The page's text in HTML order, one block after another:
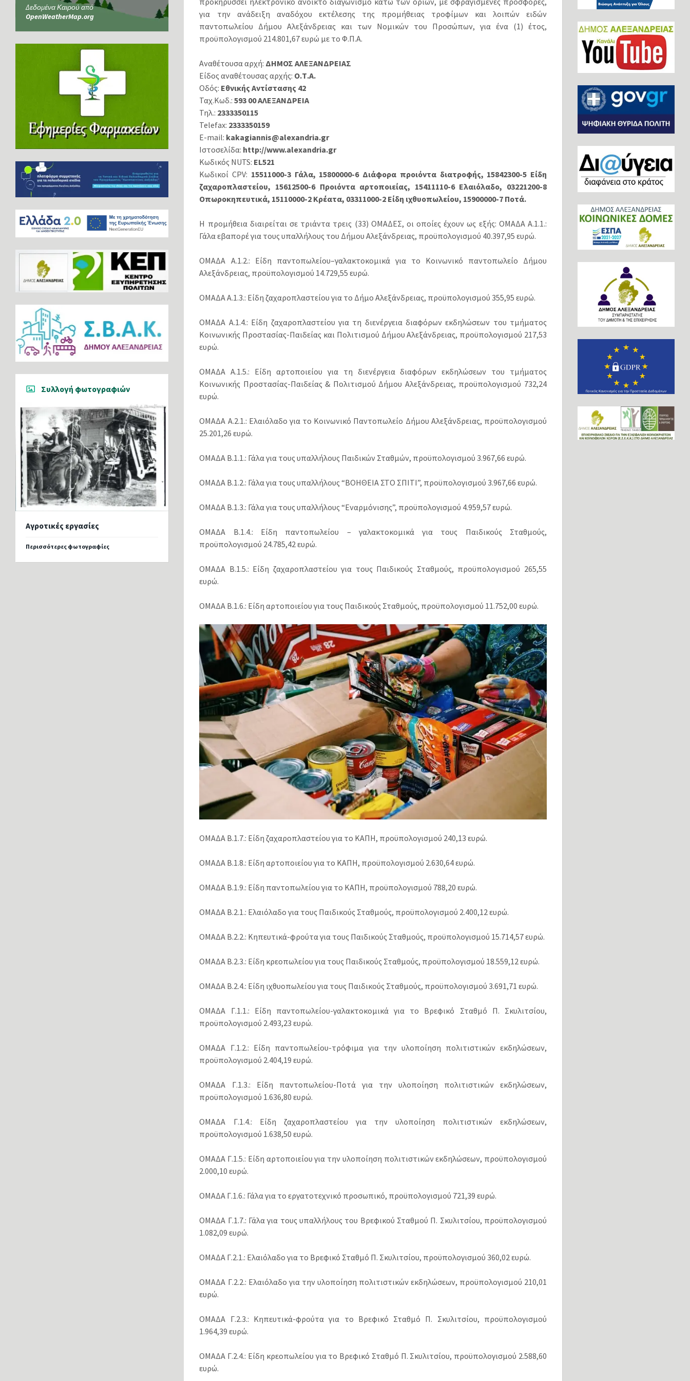
για την ανάδειξη αναδόχου εκτέλεσης της προμήθειας τροφίμων και λοιπών ειδών
παντοπωλείου Δήμου Αλεξάνδρειας και των Νομικών του Προσώπων, για ένα (1) έτος,
προϋπολογισμού 214.801,67 ευρώ με το Φ.Π.Α.
Αναθέτουσα αρχή: ΔΗΜΟΣ ΑΛΕΞΑΝΔΡΕΙΑΣ
Είδος αναθέτουσας αρχής: Ο.Τ.Α.
Οδός: Εθνικής Αντίστασης 42
Ταχ.Κωδ.:593 00 ΑΛΕΞΑΝΔΡΕΙΑ
Τηλ.: 2333350115
Telefax: 2333350159
E-mail: kakagiannis@alexandria.gr
Ιστοσελίδα: http://www.alexandria.gr
Κωδικός NUTS: EL521
Κωδικοί CPV: 15511000-3 Γάλα, 15800000-6 Διάφορα προιόντα διατροφής, 15842300-5 Είδη
ζαχαροπλαστείου, 15612500-6 Προιόντα αρτοποιείας, 15411110-6 Ελαιόλαδο, 03221200-8
Οπωροκηπευτικά, 15110000-2 Κρέατα, 03311000-2 Είδη ιχθυοπωλείου, 15900000-7 Ποτά.
Η προμήθεια διαιρείται σε τριάντα τρεις (33) ΟΜΑΔΕΣ, οι οποίες έχουν ως εξής: ΟΜΑΔΑ Α.1.1.:
Γάλα εβαπορέ για τους υπαλλήλους του Δήμου Αλεξάνδρειας, προϋπολογισμού 40.397,95 ευρώ.
ΟΜΑΔΑ Α.1.2.: Είδη παντοπωλείου–γαλακτοκομικά για το Κοινωνικό παντοπωλείο Δήμου
Αλεξάνδρειας, προϋπολογισμού 14.729,55 ευρώ.
ΟΜΑΔΑ Α.1.3.: Είδη ζαχαροπλαστείου για το Δήμο Αλεξάνδρειας, προϋπολογισμού 355,95 ευρώ.
ΟΜΑΔΑ Α.1.4.: Είδη ζαχαροπλαστείου για τη διενέργεια διαφόρων εκδηλώσεων του τμήματος
Κοινωνικής Προστασίας-Παιδείας και Πολιτισμού Δήμου Αλεξάνδρειας, προϋπολογισμού 217,53
ευρώ.
ΟΜΑΔΑ Α.1.5.: Είδη αρτοποιείου για τη διενέργεια διαφόρων εκδηλώσεων του τμήματος
Κοινωνικής Προστασίας-Παιδείας & Πολιτισμού Δήμου Αλεξάνδρειας, προϋπολογισμού 732,24
ευρώ.
ΟΜΑΔΑ Α.2.1.: Ελαιόλαδo για το Κοινωνικό Παντοπωλείο Δήμου Αλεξάνδρειας, προϋπολογισμού
25.201,26 ευρώ.
ΟΜΑΔΑ Β.1.1.: Γάλα για τους υπαλλήλους Παιδικών Σταθμών, προϋπολογισμού 3.967,66 ευρώ.
ΟΜΑΔΑ Β.1.2.: Γάλα για τους υπαλλήλους “ΒΟΗΘΕΙΑ ΣΤΟ ΣΠΙΤΙ”, προϋπολογισμού 3.967,66 ευρώ.
ΟΜΑΔΑ Β.1.3.: Γάλα για τους υπαλλήλους “Εναρμόνισης”, προϋπολογισμού 4.959,57 ευρώ.
ΟΜΑΔΑ Β.1.4.: Είδη παντοπωλείου – γαλακτοκομικά για τους Παιδικούς Σταθμούς,
προϋπολογισμού 24.785,42 ευρώ.
ΟΜΑΔΑ Β.1.5.: Είδη ζαχαροπλαστείου για τους Παιδικούς Σταθμούς, προϋπολογισμού 265,55
ευρώ.
ΟΜΑΔΑ Β.1.6.: Είδη αρτοποιείου για τους Παιδικούς Σταθμούς, προϋπολογισμού 11.752,00 ευρώ.
ΟΜΑΔΑ Β.1.7.: Είδη ζαχαροπλαστείου για το ΚΑΠΗ, προϋπολογισμού 240,13 ευρώ.
ΟΜΑΔΑ Β.1.8.: Είδη αρτοποιείου για το ΚΑΠΗ, προϋπολογισμού 2.630,64 ευρώ.
ΟΜΑΔΑ Β.1.9.: Είδη παντοπωλείου για το ΚΑΠΗ, προϋπολογισμού 788,20 ευρώ.
ΟΜΑΔΑ Β.2.1.: Ελαιόλαδο για τους Παιδικούς Σταθμούς, προϋπολογισμού 2.400,12 ευρώ.
ΟΜΑΔΑ Β.2.2.: Κηπευτικά-φρούτα για τους Παιδικούς Σταθμούς, προϋπολογισμού 15.714,57 ευρώ.
ΟΜΑΔΑ Β.2.3.: Είδη κρεοπωλείου για τους Παιδικούς Σταθμούς, προϋπολογισμού 18.559,12 ευρώ.
ΟΜΑΔΑ Β.2.4.: Είδη ιχθυοπωλείου για τους Παιδικούς Σταθμούς, προϋπολογισμού 3.691,71 ευρώ.
ΟΜΑΔΑ Γ.1.1.: Είδη παντοπωλείου-γαλακτοκομικά για το Βρεφικό Σταθμό Π. Σκυλιτσίου,
προϋπολογισμού 2.493,23 ευρώ.
ΟΜΑΔΑ Γ.1.2.: Είδη παντοπωλείου-τρόφιμα για την υλοποίηση πολιτιστικών εκδηλώσεων,
προϋπολογισμού 2.404,19 ευρώ.
ΟΜΑΔΑ Γ.1.3.: Είδη παντοπωλείου-Ποτά για την υλοποίηση πολιτιστικών εκδηλώσεων,
προϋπολογισμού 1.636,80 ευρώ.
ΟΜΑΔΑ Γ.1.4.: Είδη ζαχαροπλαστείου για την υλοποίηση πολιτιστικών εκδηλώσεων,
προϋπολογισμού 1.638,50 ευρώ.
ΟΜΑΔΑ Γ.1.5.: Είδη αρτοποιείου για την υλοποίηση πολιτιστικών εκδηλώσεων, προϋπολογισμού
2.000,10 ευρώ.
ΟΜΑΔΑ Γ.1.6.: Γάλα για το εργατοτεχνικό προσωπικό, προϋπολογισμού 721,39 ευρώ.
ΟΜΑΔΑ Γ.1.7.: Γάλα για τους υπαλλήλους του Βρεφικού Σταθμού Π. Σκυλιτσίου, προϋπολογισμού
1.082,09 ευρώ.
ΟΜΑΔΑ Γ.2.1.: Ελαιόλαδο για το Βρεφικό Σταθμό Π. Σκυλιτσίου, προϋπολογισμού 360,02 ευρώ.
ΟΜΑΔΑ Γ.2.2.: Ελαιόλαδο για την υλοποίηση πολιτιστικών εκδηλώσεων, προϋπολογισμού 210,01
ευρώ.
ΟΜΑΔΑ Γ.2.3.: Κηπευτικά-φρούτα για το Βρεφικό Σταθμό Π. Σκυλιτσίου, προϋπολογισμού
1.964,39 ευρώ.
ΟΜΑΔΑ Γ.2.4.: Είδη κρεοπωλείου για το Βρεφικό Σταθμό Π. Σκυλιτσίου, προϋπολογισμού 2.588,60
ευρώ.
Δεδομένα Καιρού από
OpenWeatherMap.org
Συλλογή φωτογραφιών
Αγροτικές εργασίες
Περισσότερες φωτογραφίες